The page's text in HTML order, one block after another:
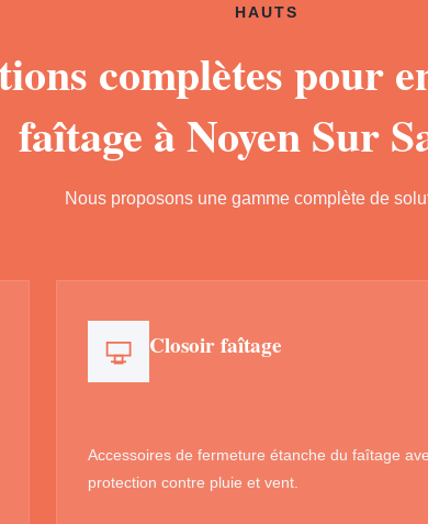
HAUTS
complètes pour
faîtage à Noyen Sur
Nous proposons une gamme complète de
Closoir faîtage
Accessoires de fermeture étanche du faîtage
protection contre pluie et vent.